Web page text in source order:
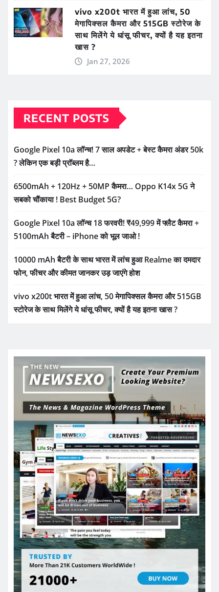
vivo x200t भारत में हुआ लांच, 50
मेगापिक्सल कैमरा और 515GB स्टोरेज के
साथ मिलेंगे ये धांसू फीचर, क्यों है यह इतना
खास ?
Jan 27, 2026
RECENT POSTS
Google Pixel 10a लॉन्च! 7 साल अपडेट + बेस्ट कैमरा अंडर 50k
? लेकिन एक बड़ी प्रॉब्लम है…
6500mAh + 120Hz + 50MP कैमरा… Oppo K14x 5G ने
सबको चौंकाया ! Best Budget 5G?
Google Pixel 10a लॉन्च 18 फरवरी! ₹49,999 में फ्लैट कैमरा +
5100mAh बैटरी – iPhone को भूल जाओ !
10000 mAh बैटरी के साथ भारत में लांच हुआ Realme का दमदार
फोन, फीचर और कीमत जानकर उड़ जाएंगे होश
vivo x200t भारत में हुआ लांच, 50 मेगापिक्सल कैमरा और 515GB
स्टोरेज के साथ मिलेंगे ये धांसू फीचर, क्यों है यह इतना खास ?